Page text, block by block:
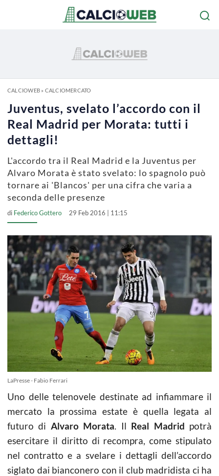
CALCIOWEB» CALCIOMERCATO
Juventus, svelato l’accordo con il
Real Madrid per Morata: tutti i
dettagli!
L'accordo tra il Real Madrid e la Juventus per
Alvaro Morata è stato svelato: lo spagnolo può
tornare ai 'Blancos' per una cifra che varia a
seconda delle presenze
di Federico Gottero 29 Feb 2016 | 11:15
LaPresse - Fabio Ferrari
Uno delle telenovele destinate ad infiammare il
mercato la prossima estate è quella legata al
futuro di Alvaro Morata. Il Real Madrid potrà
esercitare il diritto di recompra, come stipulato
nel contratto e a svelare i dettagli dell’accordo
siglato dai bianconero con il club madridista ci ha